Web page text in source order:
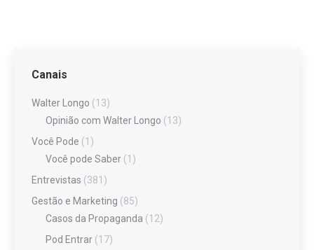
Canais
Walter Longo (13)
Opinião com Walter Longo (13)
Você Pode (1)
Você pode Saber (1)
Entrevistas (381)
Gestão e Marketing (85)
Casos da Propaganda (12)
Pod Entrar (17)